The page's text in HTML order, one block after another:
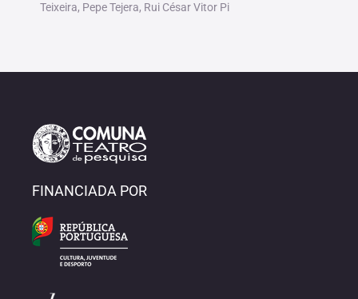
Teixeira, Pepe Tejera, Rui César Vitor Pi
FINANCIADA POR